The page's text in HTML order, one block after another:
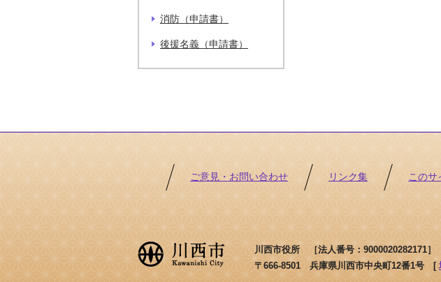
消防（申請書）
後援名義（申請書）
ご意見・お問い合わせ リンク集 このサ
川西市役所 ［法人番号：9000020282171］
〒666-8501 兵庫県川西市中央町12番1号 [